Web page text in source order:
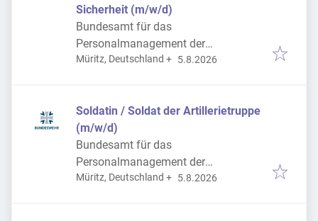
Sicherheit (m/w/d)
Bundesamt für das
Personalmanagement der
Bundeswehr
Müritz, Deutschland + Veröffentlicht
5.8.2026
Soldatin / Soldat der Artillerietruppe
(m/w/d)
Bundesamt für das
Personalmanagement der
Bundeswehr
Müritz, Deutschland + Veröffentlicht
5.8.2026